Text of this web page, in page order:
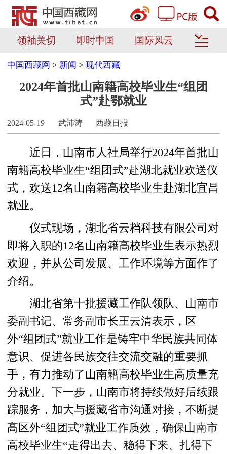
领袖关切 即时中国 国际风云
中国西藏网 > 新闻 >现代西藏
2024年首批山南籍高校毕业生“组团
式”赴鄂就业
2024-05-19 武沛涛 西藏日报
近日，山南市人社局举行2024年首批山
南籍高校毕业生“组团式”赴湖北就业欢送仪
式，欢送12名山南籍高校毕业生赴湖北宜昌
就业。
仪式现场，湖北省云档科技有限公司对
即将入职的12名山南籍高校毕业生表示热烈
欢迎，并从公司发展、工作环境等方面作了
介绍。
湖北省第十批援藏工作队领队、山南市
委副书记、常务副市长王云清表示，区
外“组团式”就业工作是铸牢中华民族共同体
意识、促进各民族交往交流交融的重要抓
手，有力推动了山南籍高校毕业生高质量充
分就业。下一步，山南市将持续做好后续跟
踪服务，加大与援藏省市沟通对接，不断提
高区外“组团式”就业工作质效，确保山南市
高校毕业生“走得出去、稳得下来、扎得下